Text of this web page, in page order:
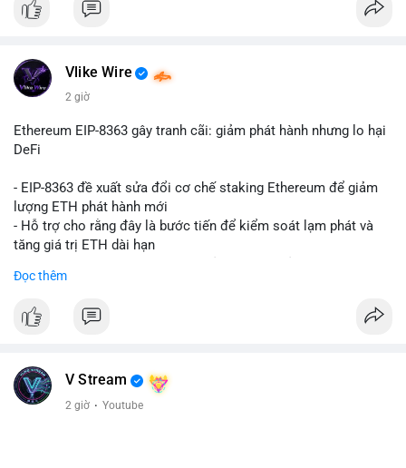
Vlike Wire
2 giờ
Ethereum EIP-8363 gây tranh cãi: giảm phát hành nhưng lo hại
DeFi
- EIP-8363 đề xuất sửa đổi cơ chế staking Ethereum để giảm
lượng ETH phát hành mới
- Hỗ trợ cho rằng đây là bước tiến để kiểm soát lạm phát và
tăng giá trị ETH dài hạn
động lực staking, ảnh hưởng đến bảo mật mạng lưới
tập trung và làm chậm sự tham gia của nhà đầu tư istituционаl
#binancesquare #cryptonews
Đọc thêm
V Stream
2 giờ · Youtube